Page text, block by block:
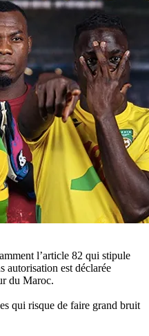
l’article 82 qui stipule
autorisation est déclarée
du Maroc.
qui risque de faire grand bruit